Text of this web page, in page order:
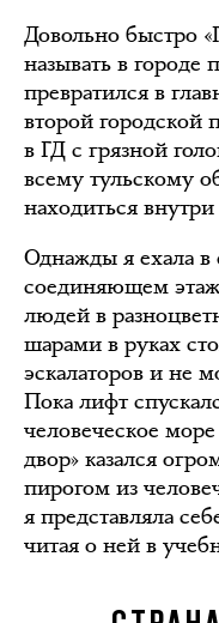
Довольно быстро
называть в городе
превратился в
второй
в ГД с грязной
всему тульскому
находиться
Однажды я ехала в
соединяющем
людей в
шарами в руках
эскалаторов и не
Пока лифт
человеческое
двор» казался
пирогом из
я представляла
читая о ней в